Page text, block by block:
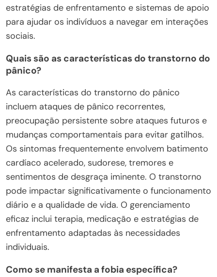
estratégias de enfrentamento e sistemas de apoio
para ajudar os indivíduos a navegar em interações
sociais.
Quais são as características do transtorno do
pânico?
As características do transtorno do pânico
incluem ataques de pânico recorrentes,
preocupação persistente sobre ataques futuros e
mudanças comportamentais para evitar gatilhos.
Os sintomas frequentemente envolvem batimento
cardíaco acelerado, sudorese, tremores e
sentimentos de desgraça iminente. O transtorno
pode impactar significativamente o funcionamento
diário e a qualidade de vida. O gerenciamento
eficaz inclui terapia, medicação e estratégias de
enfrentamento adaptadas às necessidades
individuais.
Como se manifesta a fobia específica?